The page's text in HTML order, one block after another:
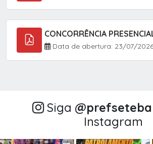
Data de abertura: 23/07/2026
Siga
Instagram